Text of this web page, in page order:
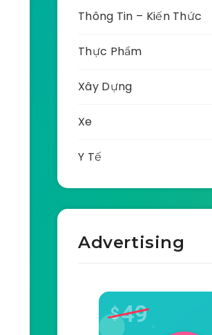
Thông Tin – Kiến Thức
Thực Phẩm
Xây Dựng
Xe
Y Tế
Advertising